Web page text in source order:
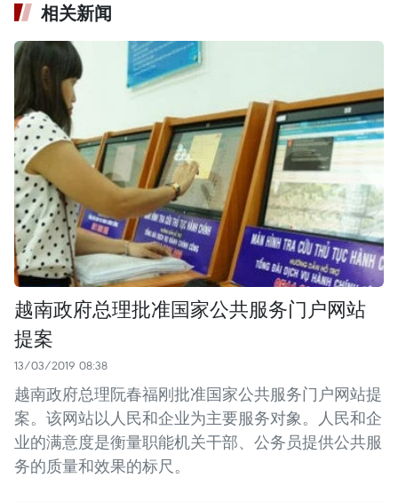
相关新闻
越南政府总理批准国家公共服务门户网站
提案
13/03/2019 08:38
越南政府总理阮春福刚批准国家公共服务门户网站提
案。该网站以人民和企业为主要服务对象。人民和企
业的满意度是衡量职能机关干部、公务员提供公共服
务的质量和效果的标尺。